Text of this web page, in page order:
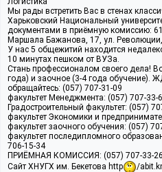
Мы рады встретить Вас в стенах
Харьковский Национальный
документами в приёмную комиссию:
Маршала Бажанова, 17, ул.
У нас 5 общежитий находится
10 минутах пешком от ВУЗа.
Стань профессионалом своего дела!
года) и заочное (3-4 года обучение).
обращайтесь: (057) 707-31-09
факультет Менеджмента: (057) 707-33-
Градостроительный факультет: (057)
факультет Экономики и
факультет заочного обучения: (057)
факультет последипломного
706-15-34
ПРИЁМНАЯ КОМИССИЯ: (057) 707-33-26
Сайт ХНУГХ им. Бекетова http
/